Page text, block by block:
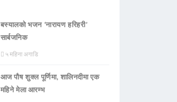
बस्यालको भजन ‘नारायण हरिहरी’
सार्बजनिक
५ महिना अगाडि
आज पौष शुक्ल पूर्णिमा, शालिनदीमा एक
महिने मेला आरम्भ